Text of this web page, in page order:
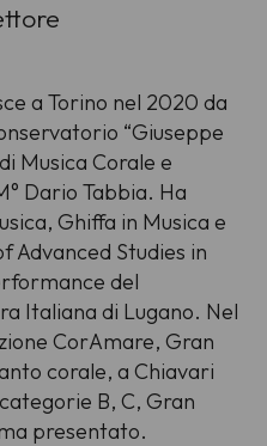
a Torino nel 2020 da
“Giuseppe
Musica Corale e
Dario Tabbia. Ha
Ghiffa in Musica e
Advanced Studies in
del
Italiana di Lugano. Nel
CorAmare, Gran
corale, a Chiavari
B, C, Gran
presentato.